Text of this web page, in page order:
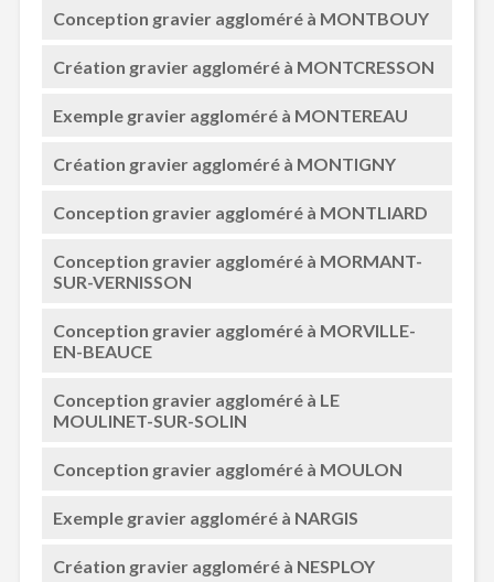
Conception gravier aggloméré à MONTBOUY
Création gravier aggloméré à MONTCRESSON
Exemple gravier aggloméré à MONTEREAU
Création gravier aggloméré à MONTIGNY
Conception gravier aggloméré à MONTLIARD
Conception gravier aggloméré à MORMANT-
SUR-VERNISSON
Conception gravier aggloméré à MORVILLE-
EN-BEAUCE
Conception gravier aggloméré à LE
MOULINET-SUR-SOLIN
Conception gravier aggloméré à MOULON
Exemple gravier aggloméré à NARGIS
Création gravier aggloméré à NESPLOY